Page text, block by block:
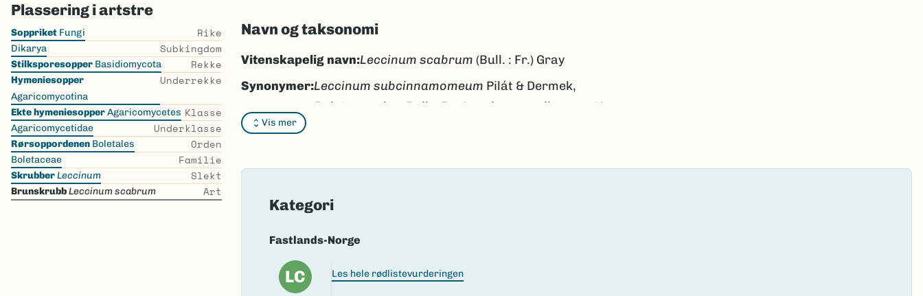
Plassering i artstre
Skip
the
list
Soppriket Fungi Rike
Dikarya Subkingdom
Stilksporesopper Basidiomycota Rekke
Hymeniesopper
Agaricomycotina
Underrekke
Ekte hymeniesopperAgaricomycetes Klasse
Agaricomycetidae Underklasse
Rørsoppordenen Boletales Orden
Boletaceae Familie
SkrubberLeccinum Slekt
BrunskrubbLeccinum scabrum Art
Navn og taksonomi
Vis mer
Vitenskapelig navn:Leccinum scabrum (Bull. : Fr.) Gray
Synonymer:Leccinum subcinnamomeum Pilát & Dermek,
Boletus scaber
Bull. : Fr., Leccinum avellaneum
(J.
Bokmål:
Nynorsk:brunskrubb
Takson ID: 113195
Kategori
Fastlands-Norge
LC Les hele rødlistevurderingen